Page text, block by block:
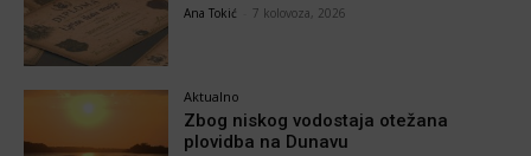
Ana Tokić 7 kolovoza, 2026
Aktualno
Zbog niskog vodostaja otežana
plovidba na Dunavu